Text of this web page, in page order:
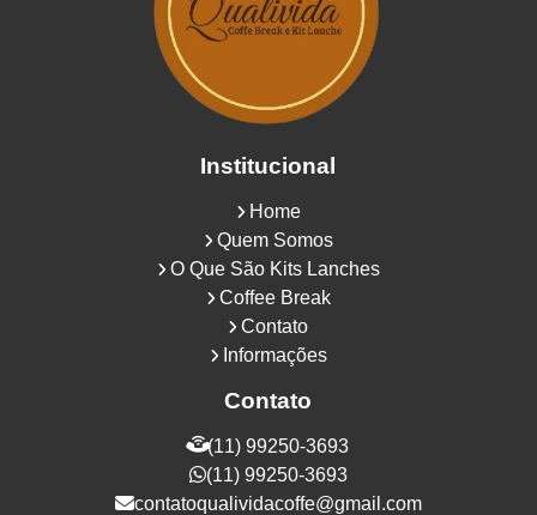
Institucional
Home
Quem Somos
O Que São Kits Lanches
Coffee Break
Contato
Informações
Contato
(11) 99250-3693
(11) 99250-3693
contatoqualividacoffe@gmail.com